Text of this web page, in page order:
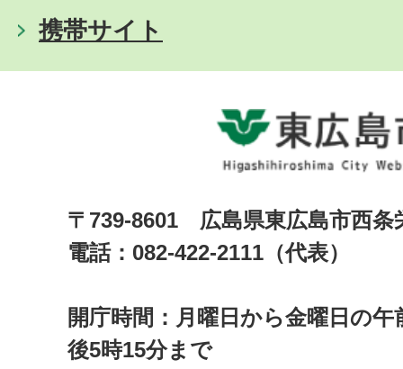
携帯サイト
〒739-8601 広島県東広島市西
電話：082-422-2111（代表）
開庁時間：月曜日から金曜日の午
後5時15分まで